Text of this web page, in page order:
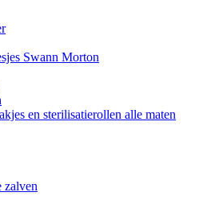
Swann Morton
en sterilisatierollen alle maten
zalven